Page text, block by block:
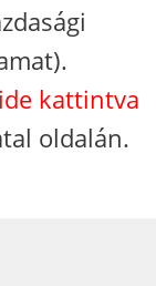
ide kattintva
oldalán.